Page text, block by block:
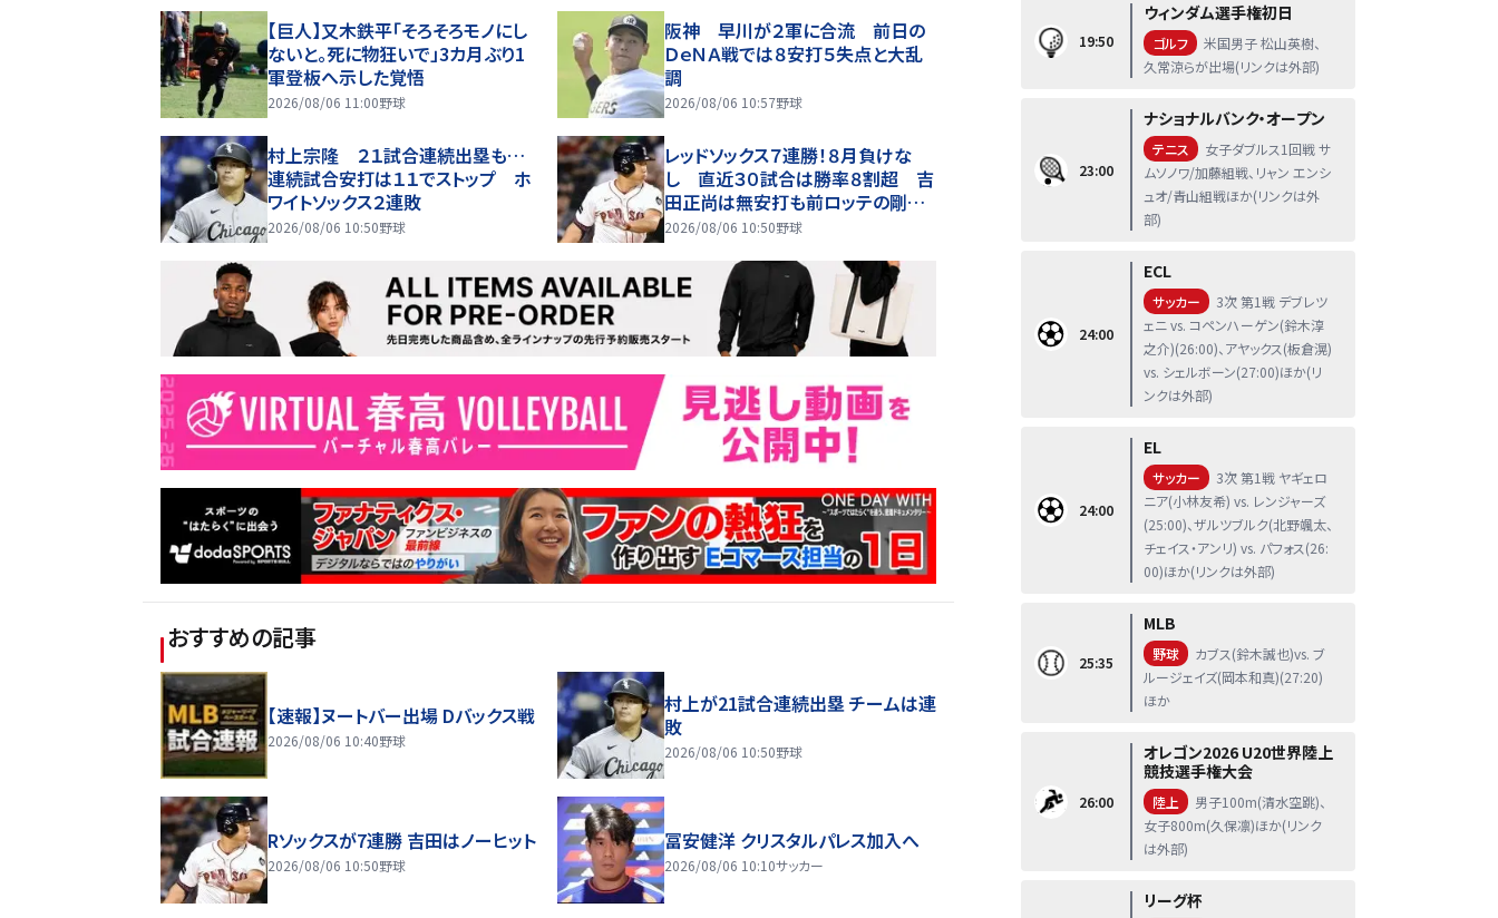
【巨人】又木鉄平「そろそろモノにし
ないと。死に物狂いで」3カ月ぶり1
軍登板へ示した覚悟
2026/08/06 11:00野球
阪神 早川が２軍に合流 前日の
ＤｅＮＡ戦では８安打５失点と大乱
調
2026/08/06 10:57野球
村上宗隆 ２１試合連続出塁も…
連続試合安打は１１でストップ ホ
ワイトソックス２連敗
2026/08/06 10:50野球
レッドソックス７連勝！８月負けな
し 直近３０試合は勝率８割超 吉
田正尚は無安打も前ロッテの剛腕
が好リリーフ
2026/08/06 10:50野球
おすすめの記事
【速報】ヌートバー出場 Dバックス戦
2026/08/06 10:40野球
村上が21試合連続出塁 チームは連
敗
2026/08/06 10:50野球
Rソックスが7連勝 吉田はノーヒット
2026/08/06 10:50野球
冨安健洋 クリスタルパレス加入へ
2026/08/06 10:10サッカー
19:50
ウィンダム選手権初日
ゴルフ
米国男子 松山英樹、
久常涼らが出場(リンクは外部)
23:00
ナショナルバンク・オープン
テニス
女子ダブルス1回戦 サ
ムソノワ/加藤組戦、リャン エンシ
ュオ/青山組戦ほか(リンクは外
部)
24:00
ECL
サッカー
3次 第1戦 デブレツ
ェニ vs. コペンハーゲン(鈴木淳
之介)(26:00)、アヤックス(板倉滉)
vs. シェルボーン(27:00)ほか(リ
ンクは外部)
24:00
EL
サッカー
3次 第1戦 ヤギェロ
ニア(小林友希) vs. レンジャーズ
(25:00)、ザルツブルク(北野颯太、
チェイス・アンリ) vs. パフォス(26:
00)ほか(リンクは外部)
25:35
MLB
野球
カブス(鈴木誠也)vs. ブ
ルージェイズ(岡本和真)(27:20)
ほか
26:00
オレゴン2026 U20世界陸上
競技選手権大会
陸上
男子100m(清水空跳)、
女子800m(久保凛)ほか(リンク
は外部)
リーグ杯